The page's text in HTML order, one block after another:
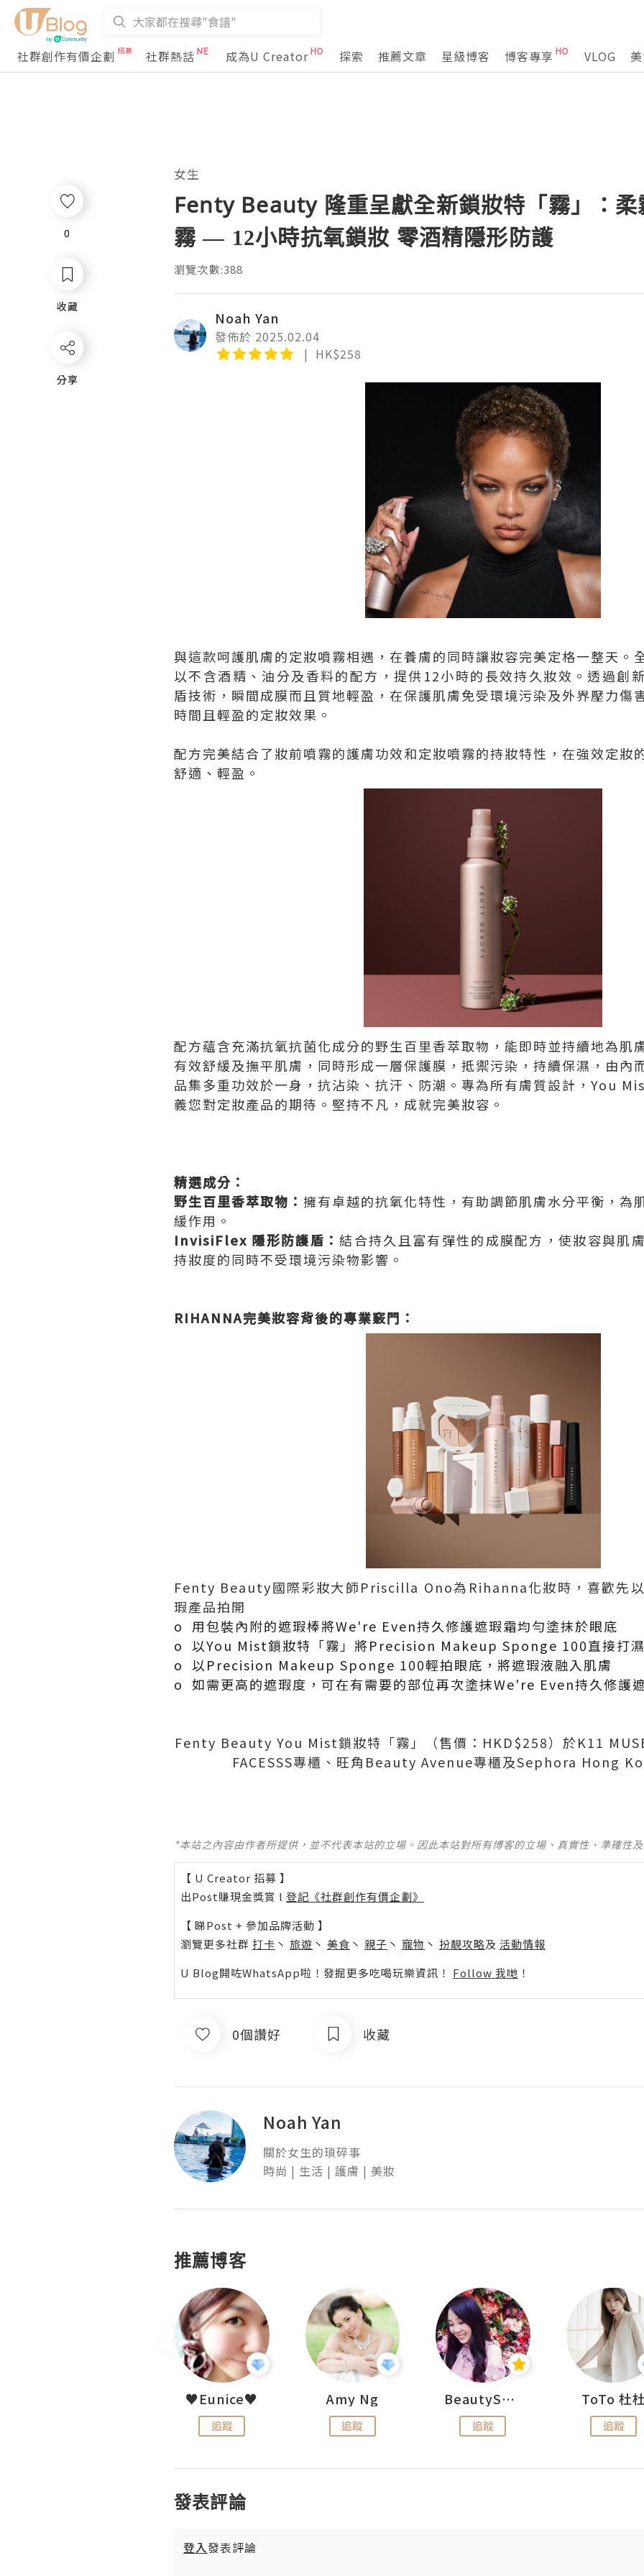
社群創作有價企劃 社群熱話 成為U Creator 探索 推薦文章 星級博客 博客專享 VLOG
0
收藏
分享
女生
Fenty Beauty 隆重呈獻全新鎖妝特「霧」：
霧 — 12小時抗氧鎖妝 零酒精隱形防護
瀏覽次數:388
Noah Yan
發佈於 2025.02.04
HK$258
與這款呵護肌膚的定妝噴霧相遇，在養膚的同時讓妝容完美定格一整天。
以不含酒精、油分及香料的配方，提供12小時的長效持久妝效。透過創
盾技術，瞬間成膜而且質地輕盈，在保護肌膚免受環境污染及外界壓力傷
時間且輕盈的定妝效果。
配方完美結合了妝前噴霧的護膚功效和定妝噴霧的持妝特性，在強效定妝
舒適、輕盈。
配方蘊含充滿抗氧抗菌化成分的野生百里香萃取物，能即時並持續地為肌
有效舒緩及撫平肌膚，同時形成一層保護膜，抵禦污染，持續保濕，由內
品集多重功效於一身，抗沾染、抗汗、防潮。專為所有膚質設計，You
義您對定妝產品的期待。堅持不凡，成就完美妝容。
精選成分：
野生百里香萃取物： 擁有卓越的抗氧化特性，有助調節肌膚水分平衡，為
緩作用。
InvisiFlex 隱形防護盾：結合持久且富有彈性的成膜配方，使妝容與肌
持妝度的同時不受環境污染物影響。
RIHANNA完美妝容背後的專業竅門：
Fenty Beauty國際彩妝大師Priscilla Ono為Rihanna化妝時，喜歡先
瑕產品拍開
o 用包裝內附的遮瑕棒將We're Even持久修護遮瑕霜均勻塗抹於眼底
o 以You Mist鎖妝特「霧」將Precision Makeup Sponge 100直接打
o 以Precision Makeup Sponge 100輕拍眼底，將遮瑕液融入肌膚
o 如需更高的遮瑕度，可在有需要的部位再次塗抹We're Even持久修護
Fenty Beauty You Mist鎖妝特「霧」（售價：HKD$258）於K11
FACESSS專櫃、旺角Beauty Avenue專櫃及Sephora Hong
*本站之內容由作者所提供，並不代表本站的立場。因此本站對所有博客的立場、真實性、準確性
【 U Creator 招募 】
出Post賺現金獎賞 l 登記《社群創作有價企劃》
【 睇Post + 參加品牌活動 】
瀏覽更多社群 打卡 丶 旅遊 丶 美食 丶 親子 丶 寵物 丶 扮靚攻略及 活動情報
U Blog開咗WhatsApp啦！發掘更多吃喝玩樂資訊！ Follow 我哋 ！
0個讚好 收藏
Noah Yan
關於女生的瑣碎事
時尚 | 生活 | 護膚 | 美妝
推薦博客
♥Eunice♥
追蹤
Amy Ng
追蹤
BeautySearch
追蹤
ToTo 杜
追蹤
發表評論
登入發表評論
0
收藏
分享